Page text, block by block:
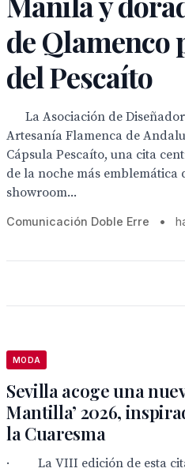
de Qlamenco
del Pescaíto
La Asociación de
Artesanía Flamenca de
Cápsula Pescaíto, una cita
de la noche más emblemática
showroom...
Comunicación Doble Erre •
MODA
Sevilla acoge una
Mantilla’ 2026,
la Cuaresma
· La VIII edición de esta